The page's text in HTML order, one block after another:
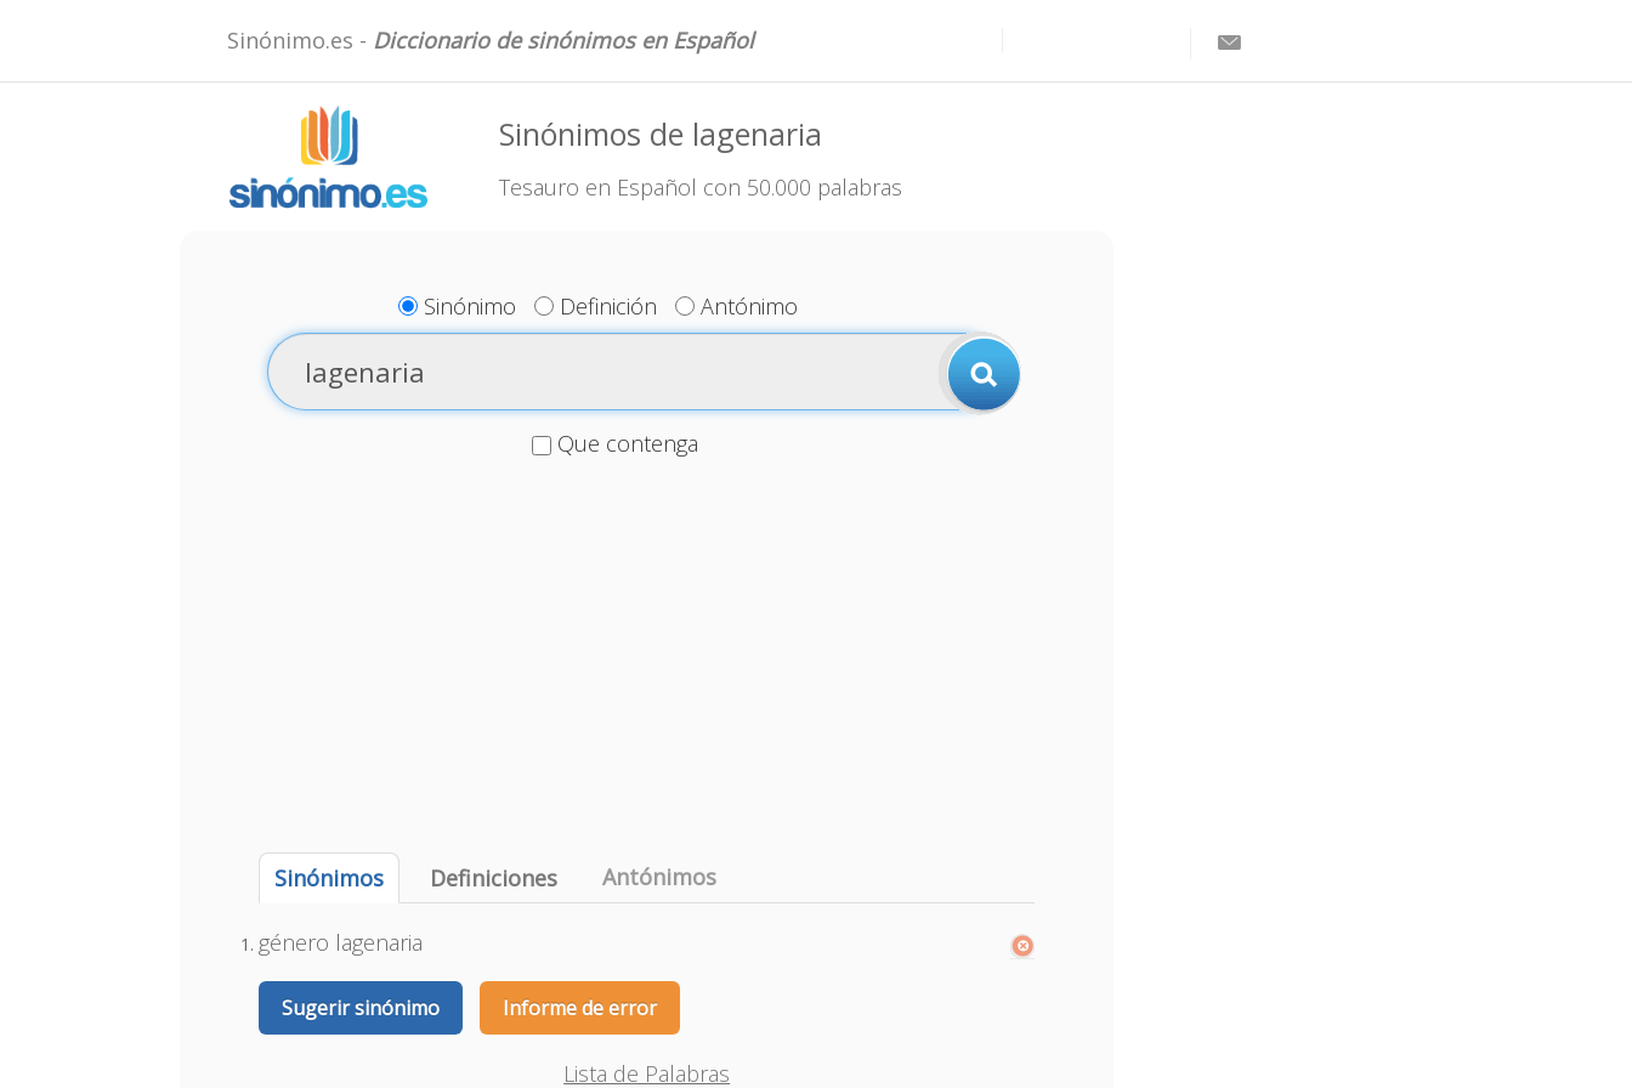
Sinónimo.es - Diccionario de sinónimos en Español
Sinónimos de lagenaria
Tesauro en Español con 50.000 palabras
Sinónimo Definición Antónimo
Que contenga
Sinónimos Definiciones Antónimos
género lagenaria
Sugerir sinónimo Informe de error
Lista de Palabras